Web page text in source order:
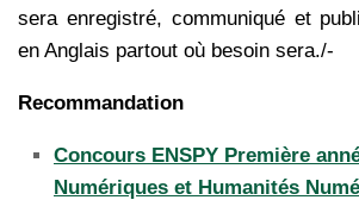
sera enregistré, communiqué et
en Anglais partout où besoin sera./-
Recommandation
Concours ENSPY Première
Numériques et Humanités